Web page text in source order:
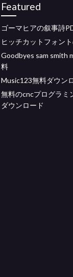
Featured
ゴーマヒアの叙事詩
ヒッチカットフォン
Goodbyes sam smith
料
Music123無料ダウン
無料のcncプログラミ
ダウンロード